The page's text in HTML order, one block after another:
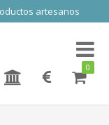
artesanos
Toggle
0